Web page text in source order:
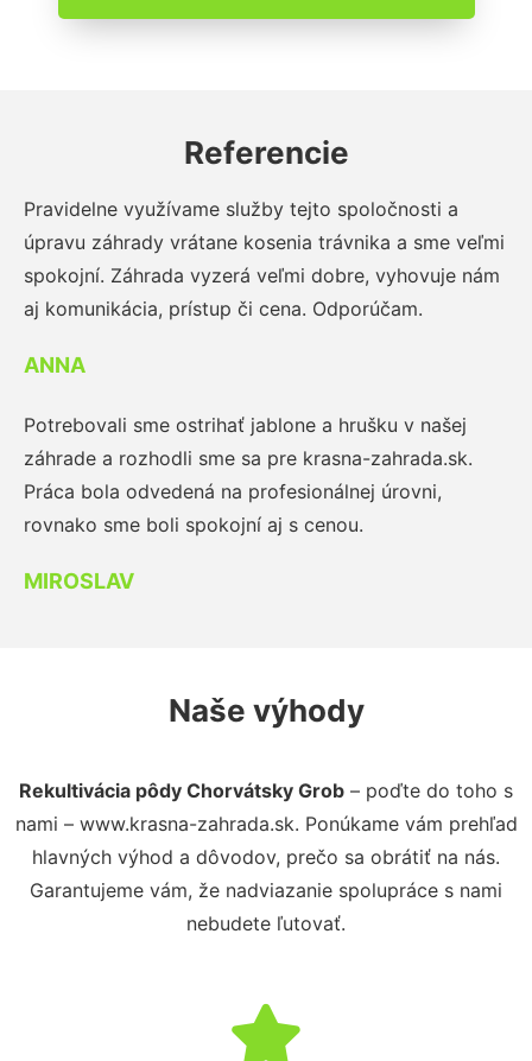
Referencie
Pravidelne využívame služby tejto spoločnosti a
úpravu záhrady vrátane kosenia trávnika a sme veľmi
spokojní. Záhrada vyzerá veľmi dobre, vyhovuje nám
aj komunikácia, prístup či cena. Odporúčam.
ANNA
Potrebovali sme ostrihať jablone a hrušku v našej
záhrade a rozhodli sme sa pre krasna-zahrada.sk.
Práca bola odvedená na profesionálnej úrovni,
rovnako sme boli spokojní aj s cenou.
MIROSLAV
Naše výhody
Rekultivácia pôdy Chorvátsky Grob – poďte do toho s
nami – www.krasna-zahrada.sk. Ponúkame vám prehľad
hlavných výhod a dôvodov, prečo sa obrátiť na nás.
Garantujeme vám, že nadviazanie spolupráce s nami
nebudete ľutovať.